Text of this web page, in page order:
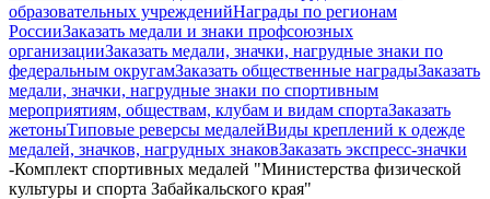
образовательных учрежденийНаграды по регионам
РоссииЗаказать медали и знаки профсоюзных
организацииЗаказать медали, значки, нагрудные знаки по
федеральным округамЗаказать общественные наградыЗаказать
медали, значки, нагрудные знаки по спортивным
мероприятиям, обществам, клубам и видам спортаЗаказать
жетоныТиповые реверсы медалейВиды креплений к одежде
медалей, значков, нагрудных знаковЗаказать экспресс-значки
-Комплект спортивных медалей "Министерства физической
культуры и спорта Забайкальского края"